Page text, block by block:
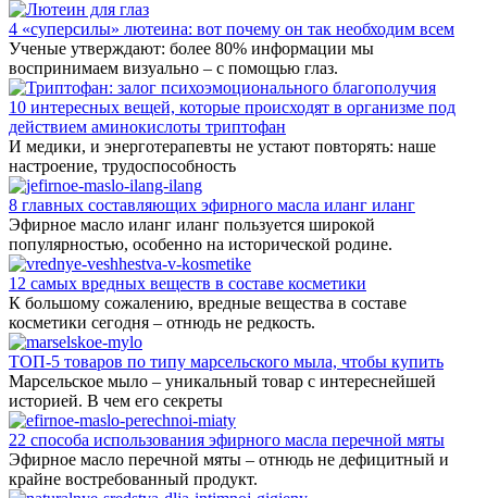
4 «суперсилы» лютеина: вот почему он так необходим всем
Ученые утверждают: более 80% информации мы
воспринимаем визуально – с помощью глаз.
10 интересных вещей, которые происходят в организме под
действием аминокислоты триптофан
И медики, и энерготерапевты не устают повторять: наше
настроение, трудоспособность
8 главных составляющих эфирного масла иланг иланг
Эфирное масло иланг иланг пользуется широкой
популярностью, особенно на исторической родине.
12 самых вредных веществ в составе косметики
К большому сожалению, вредные вещества в составе
косметики сегодня – отнюдь не редкость.
ТОП-5 товаров по типу марсельского мыла, чтобы купить
Марсельское мыло – уникальный товар с интереснейшей
историей. В чем его секреты
22 способа использования эфирного масла перечной мяты
Эфирное масло перечной мяты – отнюдь не дефицитный и
крайне востребованный продукт.